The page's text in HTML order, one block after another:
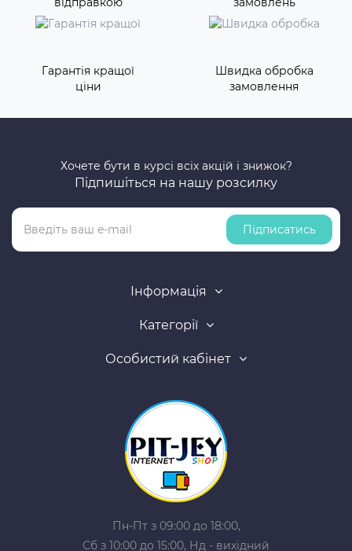
Гарантія кращої
ціни
Швидка обробка
замовлення
Хочете бути в курсі всіх акцій і знижок?
Підпишіться на нашу розсилку
Підписатись
Інформація
Категорії
Особистий кабінет
Пн-Пт з 09:00 до 18:00,
Сб з 10:00 до 15:00, Нд - вихідний